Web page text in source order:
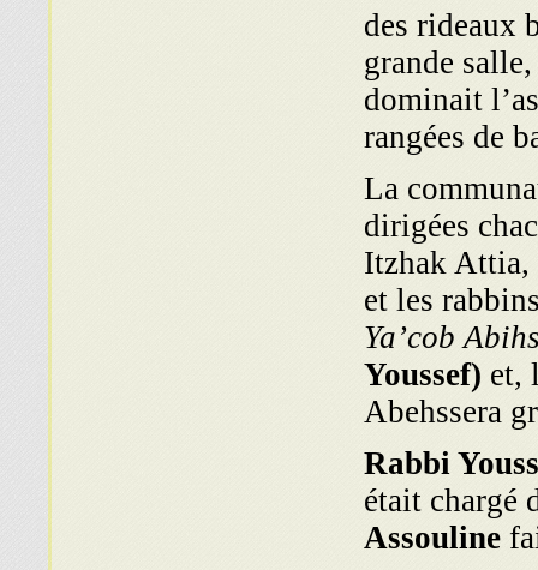
des rideaux
grande
dominait
rangées de
La
dirigées
Itzhak Attia,
et les
Ya’cob
Youssef) et,
Abehssera
Rabbi
était chargé
Assouline